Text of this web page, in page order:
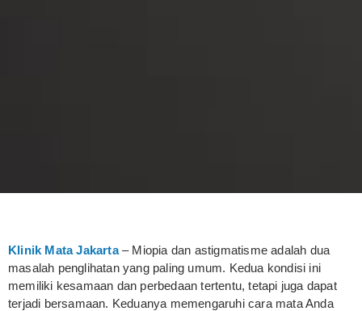
Klinik Mata Jakarta – Miopia dan astigmatisme adalah dua
masalah penglihatan yang paling umum. Kedua kondisi ini
memiliki kesamaan dan perbedaan tertentu, tetapi juga dapat
terjadi bersamaan. Keduanya memengaruhi cara mata Anda